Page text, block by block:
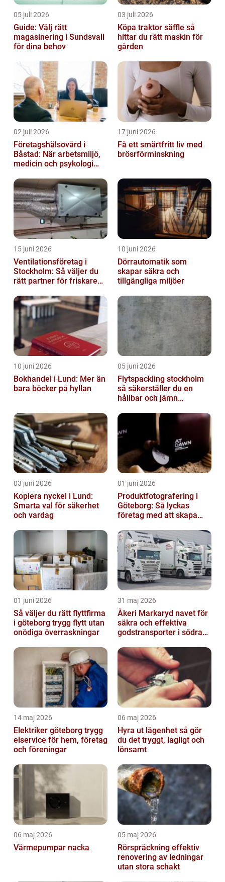
05 juli 2026
Guide: Välj rätt
magasinering i Sundsvall
för dina behov
03 juli 2026
Köpa traktor säffle så
hittar du rätt maskin för
gården
02 juli 2026
Företagshälsovård i
Båstad: När arbetsmiljö,
medicin och psykologi
17 juni 2026
Få ett smärtfritt liv med
brösrförminskning
15 juni 2026
Ventilationsföretag i
Stockholm: Så väljer du
rätt partner för friskare
10 juni 2026
Dörrautomatik som
skapar säkra och
tillgängliga miljöer
10 juni 2026
Bokhandel i Lund: Mer än
bara böcker på hyllan
05 juni 2026
Flytspackling stockholm
så säkerställer du en
hållbar och jämn
03 juni 2026
Kopiera nyckel i Lund:
Smarta val för säkerhet
och vardag
01 juni 2026
Produktfotografering i
Göteborg: Så lyckas
företag med att skapa
01 juni 2026
Så väljer du rätt flyttfirma
i göteborg trygg flytt utan
onödiga överraskningar
31 maj 2026
Åkeri Markaryd navet för
säkra och effektiva
godstransporter i södra
14 maj 2026
Elektriker göteborg trygg
elservice för hem, företag
och föreningar
06 maj 2026
Hyra ut lägenhet så gör
du det tryggt, lagligt och
lönsamt
06 maj 2026
Värmepumpar nacka
05 maj 2026
Rörspräckning effektiv
renovering av ledningar
utan stora schakt